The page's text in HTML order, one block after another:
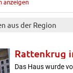
anzeigen
aus der Region
Rattenkrug
Das Haus wurde